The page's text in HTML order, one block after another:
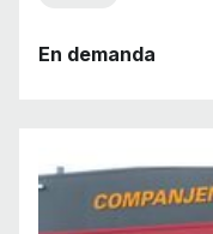
En demanda